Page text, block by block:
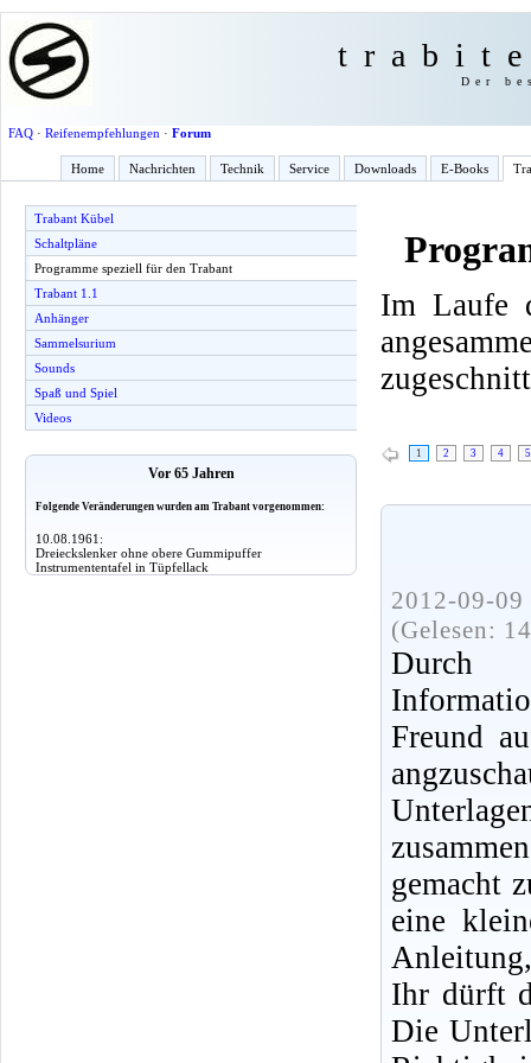
Der
FAQ· Reifenempfehlungen · Forum
Home Nachrichten Technik Service Downloads E-Books
Trabant Kübel
Schaltpläne
Programme speziell für den Trabant
Trabant 1.1
Anhänger
Sammelsurium
Sounds
Spaß und Spiel
Videos
Vor 65 Jahren
Folgende Veränderungen wurden am Trabant vorgenommen:
10.08.1961:
Dreieckslenker ohne obere Gummipuffer
Instrumententafel in Tüpfellack
Im Laufe
1 2 3 4 5
2012-09-
(Gelesen:
Durch
Freund
gemacht
eine
Ihr dürft
Die